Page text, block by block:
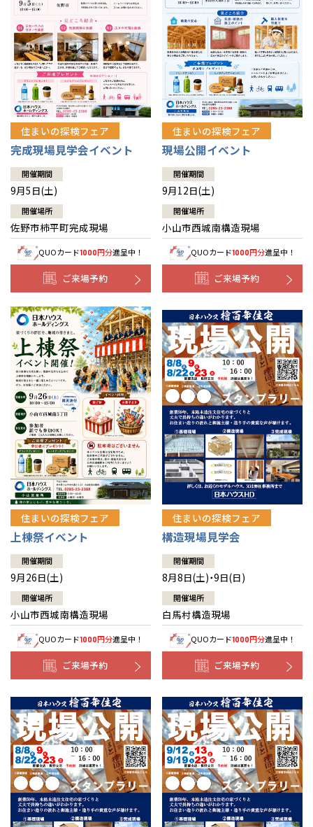
住まいの探検フェア
完成現場見学会イベント
開催期間
9月5日(土)
開催場所
佐野市柿平町完成現場
QUOカード1000円分進呈中！
ご来場予約
住まいの探検フェア
現場公開イベント
開催期間
9月12日(土)
開催場所
小山市西城南構造現場
QUOカード1000円分進呈中！
ご来場予約
住まいの探検フェア
上棟祭イベント
開催期間
9月26日(土)
開催場所
小山市西城南構造現場
QUOカード1000円分進呈中！
ご来場予約
住まいの探検フェア
構造現場見学会
開催期間
8月8日(土)・9日(日)
開催場所
白馬村構造現場
QUOカード1000円分進呈中！
ご来場予約